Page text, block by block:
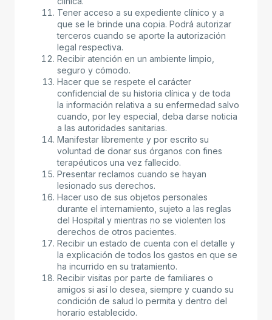
Tener acceso a su expediente clínico y a
que se le brinde una copia. Podrá autorizar
terceros cuando se aporte la autorización
legal respectiva.
Recibir atención en un ambiente limpio,
seguro y cómodo.
Hacer que se respete el carácter
confidencial de su historia clínica y de toda
la información relativa a su enfermedad salvo
cuando, por ley especial, deba darse noticia
a las autoridades sanitarias.
Manifestar libremente y por escrito su
voluntad de donar sus órganos con fines
terapéuticos una vez fallecido.
Presentar reclamos cuando se hayan
lesionado sus derechos.
Hacer uso de sus objetos personales
durante el internamiento, sujeto a las reglas
del Hospital y mientras no se violenten los
derechos de otros pacientes.
Recibir un estado de cuenta con el detalle y
la explicación de todos los gastos en que se
ha incurrido en su tratamiento.
Recibir visitas por parte de familiares o
amigos si así lo desea, siempre y cuando su
condición de salud lo permita y dentro del
horario establecido.